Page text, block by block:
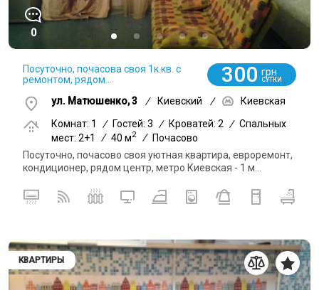
0
Посуточно, почасова своя 1к.кв. с
ремонтом, рядом...
300 грн
СУТКИ
ул. Матюшенко, 3 / Киевский /
Киевская
Комнат: 1
/ Гостей: 3 / Кроватей: 2 / Спальных
мест: 2+1
/ 40 м2 / Почасово
Посуточно, почасово своя уютная квартира, евроремонт,
кондиционер, рядом центр, метро Киевская - 1 м...
КВАРТИРЫ